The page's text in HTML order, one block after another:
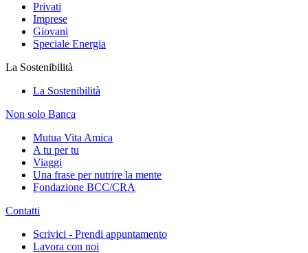
Privati
Imprese
Giovani
Speciale Energia
La Sostenibilità
La Sostenibilità
Non solo Banca
Mutua Vita Amica
A tu per tu
Viaggi
Una frase per nutrire la mente
Fondazione BCC/CRA
Contatti
Scrivici - Prendi appuntamento
Lavora con noi